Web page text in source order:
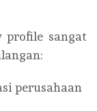
profile sangat
perusahaan